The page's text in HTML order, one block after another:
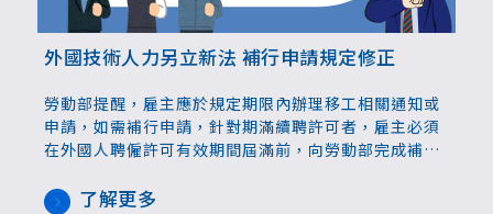
外國技術人力另立新法 補行申請規定修正
勞動部提醒，雇主應於規定期限內辦理移工相關通知或
申請，如需補行申請，針對期滿續聘許可者，雇主必須
在外國人聘僱許可有效期間屆滿前，向勞動部完成補行
限
了解更多